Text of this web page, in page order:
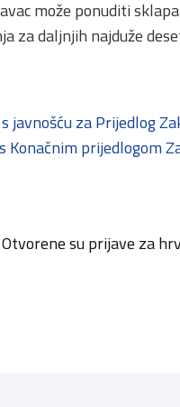
može ponuditi
za daljnjih najduže
javnošću za Prijedlog
prijedlogom
Otvorene su prijave za